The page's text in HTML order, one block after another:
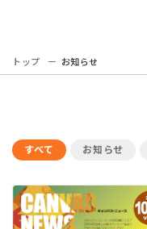
トップ お知らせ
すべて お知らせ